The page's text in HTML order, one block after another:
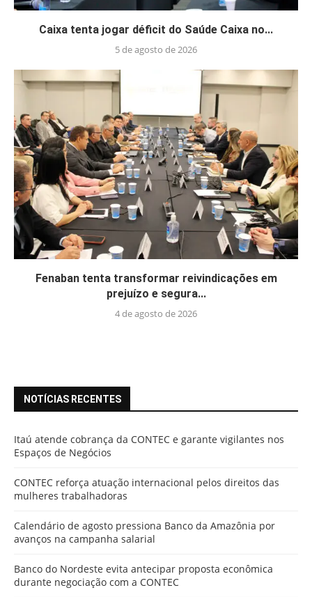
Caixa tenta jogar déficit do Saúde Caixa no...
5 de agosto de 2026
Fenaban tenta transformar reivindicações em
prejuízo e segura...
4 de agosto de 2026
NOTÍCIAS RECENTES
Itaú atende cobrança da CONTEC e garante vigilantes nos
Espaços de Negócios
CONTEC reforça atuação internacional pelos direitos das
mulheres trabalhadoras
Calendário de agosto pressiona Banco da Amazônia por
avanços na campanha salarial
Banco do Nordeste evita antecipar proposta econômica
durante negociação com a CONTEC